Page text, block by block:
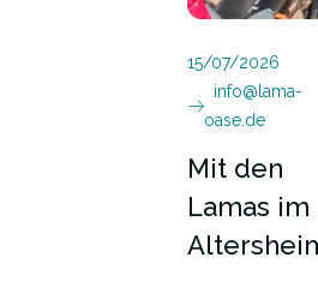
15/07/2026
info@lama-
oase.de
Mit den
Lamas im